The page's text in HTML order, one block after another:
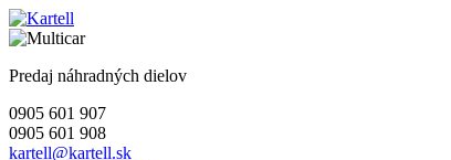
Skip
to
Predaj náhradných dielov
0905 601 907
0905 601 908
kartell@kartell.sk